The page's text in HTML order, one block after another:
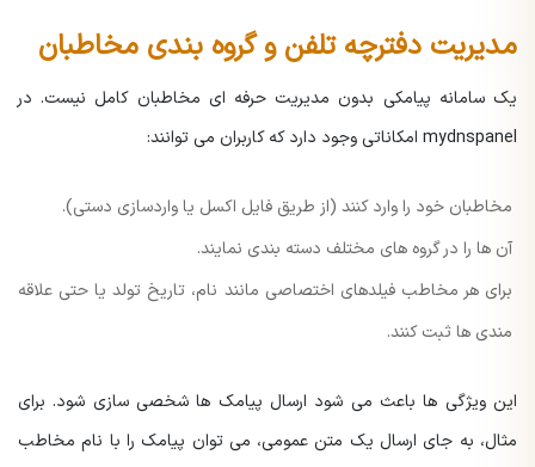
مدیریت دفترچه تلفن و گروه بندی مخاطبان
یک سامانه پیامکی بدون مدیریت حرفه ای مخاطبان کامل نیست. در
mydnspanel امکاناتی وجود دارد که کاربران می توانند:
مخاطبان خود را وارد کنند (از طریق فایل اکسل یا واردسازی دستی).
آن ها را در گروه های مختلف دسته بندی نمایند.
برای هر مخاطب فیلدهای اختصاصی مانند نام، تاریخ تولد یا حتی علاقه
مندی ها ثبت کنند.
این ویژگی ها باعث می شود ارسال پیامک ها شخصی سازی شود. برای
مثال، به جای ارسال یک متن عمومی، می توان پیامک را با نام مخاطب